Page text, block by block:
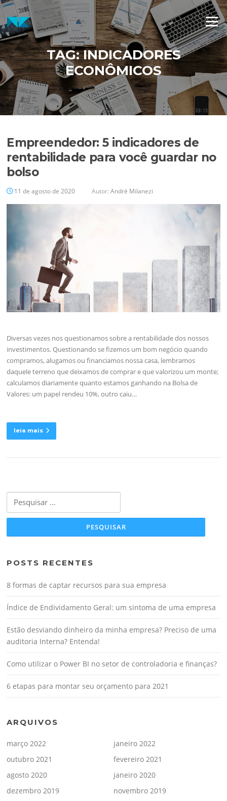
Pular
para
o
conteúdo
Menu
TAG:INDICADORES
ECONÔMICOS
Empreendedor: 5 indicadores de
rentabilidade para você guardar no
bolso
11 de agosto de 2020 Autor:André Milanezi
Diversas vezes nos questionamos sobre a rentabilidade dos nossos
investimentos. Questionando se fizemos um bom negócio quando
compramos, alugamos ou financiamos nossa casa, lembramos
daquele terreno que deixamos de comprar e que valorizou um monte;
calculamos diariamente quanto estamos ganhando na Bolsa de
Valores: um papel rendeu 10%, outro caiu…
leia mais
por:
POSTS RECENTES
8 formas de captar recursos para sua empresa
Índice de Endividamento Geral: um sintoma de uma empresa
Estão desviando dinheiro da minha empresa? Preciso de uma
auditoria Interna? Entenda!
Como utilizar o Power BI no setor de controladoria e finanças?
6 etapas para montar seu orçamento para 2021
ARQUIVOS
março 2022
janeiro 2022
outubro 2021
fevereiro 2021
agosto 2020
janeiro 2020
dezembro 2019
novembro 2019